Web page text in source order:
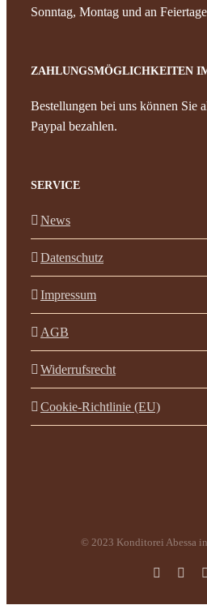
Sonntag, Montag und an
ZAHLUNGSMÖGLICHKEITEN
Bestellungen bei uns können Sie
Paypal bezahlen.
SERVICE
News
Datenschutz
Impressum
AGB
Widerrufsrecht
Cookie-Richtlinie (EU)
© 2023 Konditorei Abessa
Facebook